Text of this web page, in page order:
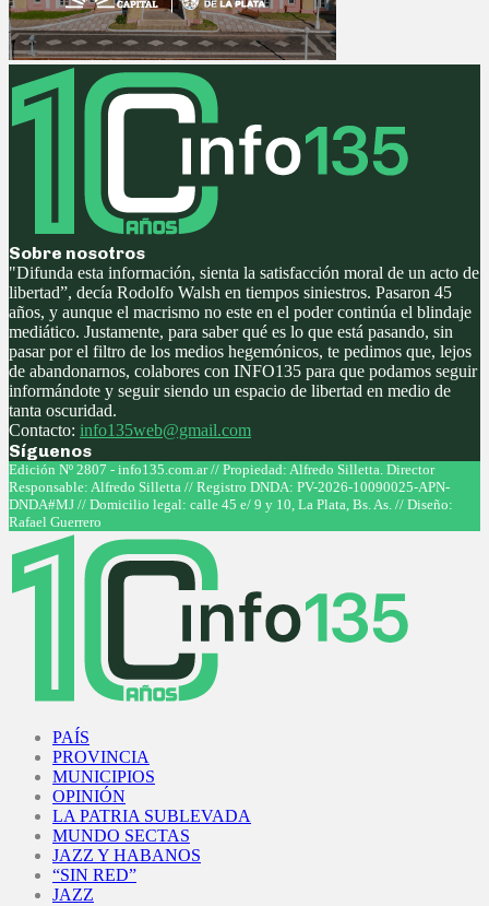
Sobre nosotros
"Difunda esta información, sienta la satisfacción moral de un acto de
libertad”, decía Rodolfo Walsh en tiempos siniestros. Pasaron 45
años, y aunque el macrismo no este en el poder continúa el blindaje
mediático. Justamente, para saber qué es lo que está pasando, sin
pasar por el filtro de los medios hegemónicos, te pedimos que, lejos
de abandonarnos, colabores con INFO135 para que podamos seguir
informándote y seguir siendo un espacio de libertad en medio de
tanta oscuridad.
Contacto: info135web@gmail.com
Síguenos
Facebook
Twitter
Instagram
Youtube
Edición Nº 2807 - info135.com.ar // Propiedad: Alfredo Silletta. Director
Responsable: Alfredo Silletta // Registro DNDA: PV-2026-10090025-APN-
DNDA#MJ // Domicilio legal: calle 45 e/ 9 y 10, La Plata, Bs. As. // Diseño:
Rafael Guerrero
PAÍS
PROVINCIA
MUNICIPIOS
OPINIÓN
LA PATRIA SUBLEVADA
MUNDO SECTAS
JAZZ Y HABANOS
“SIN RED”
JAZZ